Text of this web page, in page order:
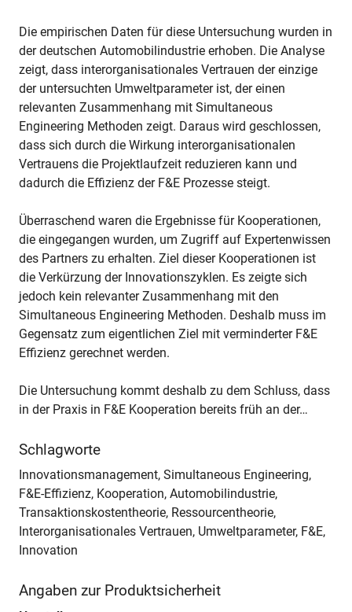
Die empirischen Daten für diese Untersuchung wurden in
der deutschen Automobilindustrie erhoben. Die Analyse
zeigt, dass interorganisationales Vertrauen der einzige
der untersuchten Umweltparameter ist, der einen
relevanten Zusammenhang mit Simultaneous
Engineering Methoden zeigt. Daraus wird geschlossen,
dass sich durch die Wirkung interorganisationalen
Vertrauens die Projektlaufzeit reduzieren kann und
dadurch die Effizienz der F&E Prozesse steigt.
Überraschend waren die Ergebnisse für Kooperationen,
die eingegangen wurden, um Zugriff auf Expertenwissen
des Partners zu erhalten. Ziel dieser Kooperationen ist
die Verkürzung der Innovationszyklen. Es zeigte sich
jedoch kein relevanter Zusammenhang mit den
Simultaneous Engineering Methoden. Deshalb muss im
Gegensatz zum eigentlichen Ziel mit verminderter F&E
Effizienz gerechnet werden.
Die Untersuchung kommt deshalb zu dem Schluss, dass
in der Praxis in F&E Kooperation bereits früh an der…
Schlagworte
Innovationsmanagement, Simultaneous Engineering,
F&E-Effizienz, Kooperation, Automobilindustrie,
Transaktionskostentheorie, Ressourcentheorie,
Interorganisationales Vertrauen, Umweltparameter, F&E,
Innovation
Angaben zur Produktsicherheit